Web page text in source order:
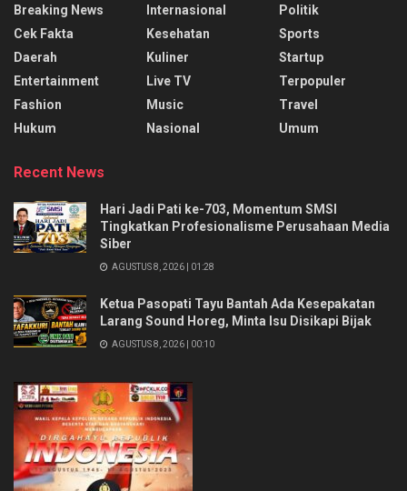
Breaking News
Cek Fakta
Daerah
Entertainment
Fashion
Hukum
Internasional
Kesehatan
Kuliner
Live TV
Music
Nasional
Politik
Sports
Startup
Terpopuler
Travel
Umum
Recent News
Hari Jadi Pati ke-703, Momentum SMSI
Tingkatkan Profesionalisme Perusahaan Media
Siber
AGUSTUS 8, 2026 | 01:28
Ketua Pasopati Tayu Bantah Ada Kesepakatan
Larang Sound Horeg, Minta Isu Disikapi Bijak
AGUSTUS 8, 2026 | 00:10